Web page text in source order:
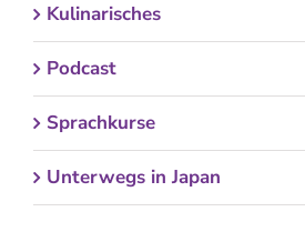
Kulinarisches
Podcast
Sprachkurse
Unterwegs in Japan